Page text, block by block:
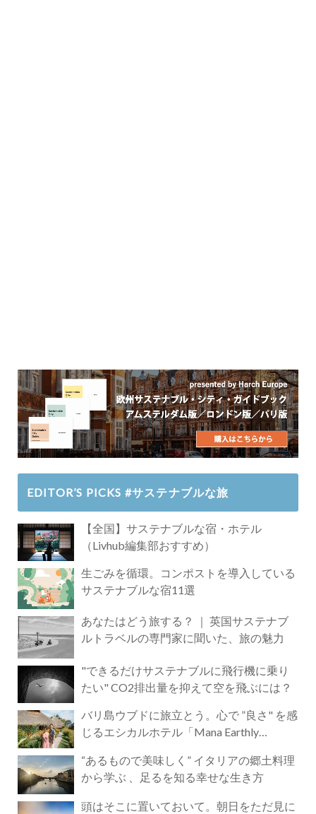
EDITOR’S PICKS #サステナブルな旅
【全国】サステナブルな宿・ホテル
（Livhub編集部おすすめ）
生ごみを循環。コンポストを導入している
サステナブルな宿11選
あなたはどう旅する？ ｜ 英国サステナブ
ルトラベルの専門家に聞いた、旅の魅力
"できるだけサステナブルに飛行機に乗り
たい" CO2排出量を抑えて空を飛ぶには？
バリ島ウブドに旅立とう。心で ”良さ" を感
じるエシカルホテル「Mana Earthly
“あるもので美味しく” イタリアの郷土料理
から学ぶ 、足るを知る幸せな生き方
頭はそこに置いておいて。朝日をただ見に